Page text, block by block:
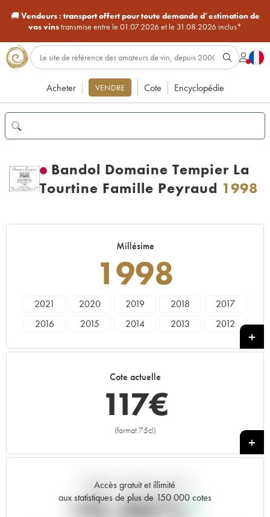
🚚Vendeurs : transport offert pour toute demande d’estimation de
vos vinstransmise entre le 01.07.2026 et le 31.08.2026 inclus*
Acheter VENDRE Cote Encyclopédie
Bandol Domaine Tempier La
Tourtine Famille Peyraud 1998
Millésime
1998
2021 2020 2019 2018
2017
2016
2015 2014 2013
2012
1998
1990
Cote actuelle
117€
(format 75cl)
+
Accès gratuit et illimité
aux statistiques de plus de 150 000 cotes
Tendance actuelle de la cote